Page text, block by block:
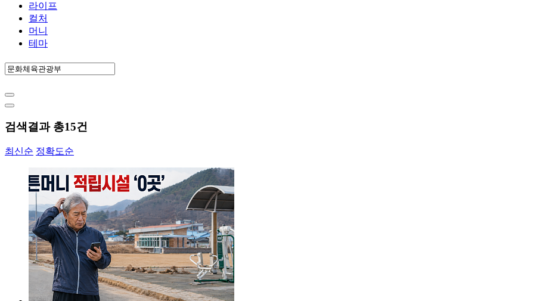
라이프
컬처
머니
테마
검색결과 총15건
최신순 정확도순